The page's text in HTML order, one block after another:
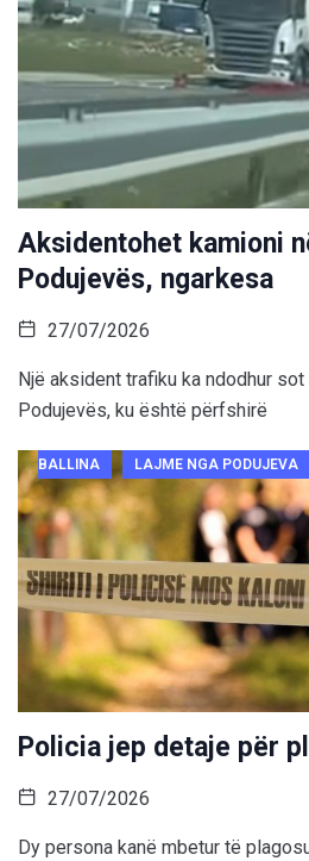
Aksidentohet kamioni
Podujevës, ngarkesa
27/07/2026
Një aksident trafiku ka ndodhur
Podujevës, ku është përfshirë
BALLINA LAJME NGA PODUJEVA
Policia jep detaje për
27/07/2026
Dy persona kanë mbetur të